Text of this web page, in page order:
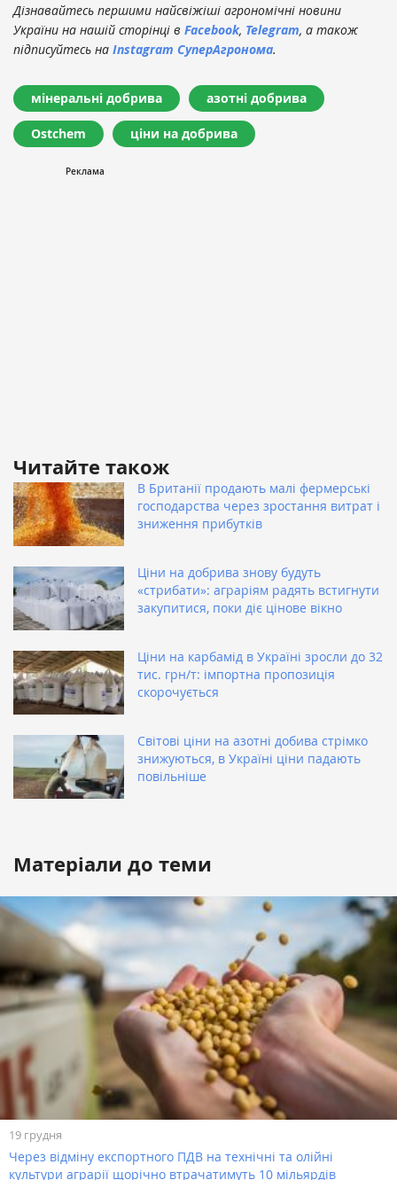
Дізнавайтесь першими найсвіжіші агрономічні новини
України на нашій сторінці в Facebook, Telegram, а також
підписуйтесь на Instagram СуперАгронома.
мінеральні добрива азотні добрива
Ostchem ціни на добрива
Читайте також
В Британії продають малі фермерські
господарства через зростання витрат і
зниження прибутків
Ціни на добрива знову будуть
«стрибати»: аграріям радять встигнути
закупитися, поки діє цінове вікно
Ціни на карбамід в Україні зросли до 32
тис. грн/т: імпортна пропозиція
скорочується
Світові ціни на азотні добива стрімко
знижуються, в Україні ціни падають
повільніше
Матеріали до теми
19 грудня
Через відміну експортного ПДВ на технічні та олійні
культури аграрії щорічно втрачатимуть 10 мільярдів